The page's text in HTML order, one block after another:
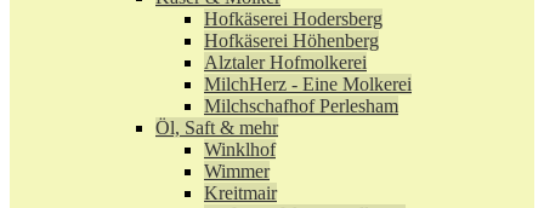
Hofkäserei Hodersberg
Hofkäserei Höhenberg
Alztaler Hofmolkerei
MilchHerz - Eine Molkerei
Milchschafhof Perlesham
Öl, Saft & mehr
Winklhof
Wimmer
Kreitmair